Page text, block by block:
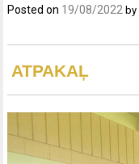
Posted on 19/08/2022 by
ATPAKAĻ